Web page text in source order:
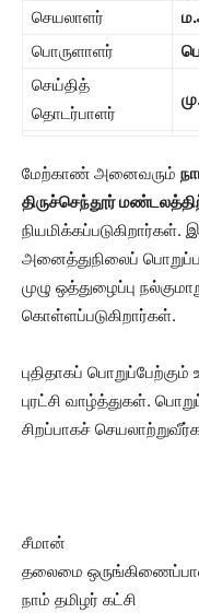
செயலாளர்
பொருளாளர்
செய்தித்
தொடர்பாளர்
மேற்காண் அனைவரும்
திருச்செந்தூர்
அனைத்துநிலைப்
முழு ஒத்துழைப்பு
கொள்ளப்படுகிறார்கள்.
புதிதாகப்
புரட்சி வாழ்த்துகள்.
சிறப்பாகச்
சீமான்
தலைமை
நாம் தமிழர் கட்சி